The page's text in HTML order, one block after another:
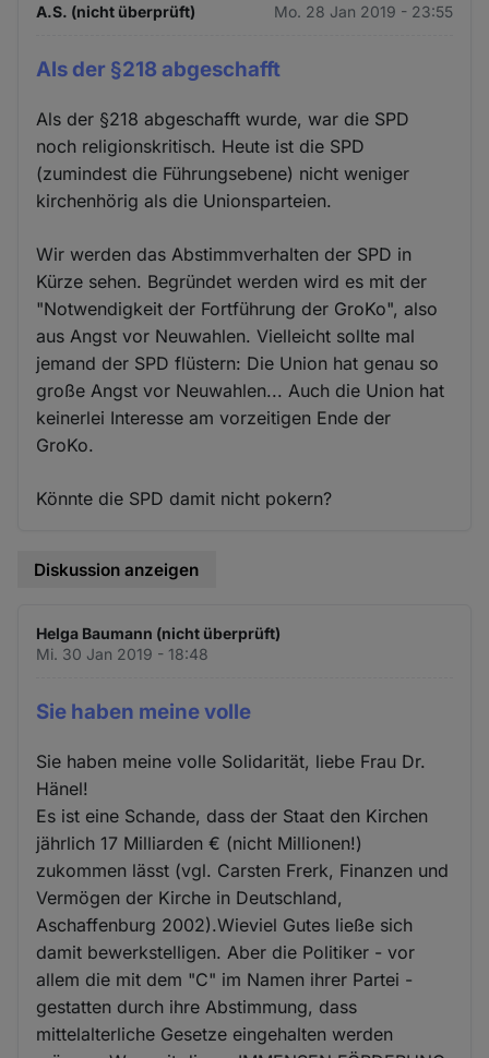
A.S. (nicht überprüft) Mo. 28 Jan 2019 - 23:55
Als der §218 abgeschafft
Als der §218 abgeschafft wurde, war die SPD
noch religionskritisch. Heute ist die SPD
(zumindest die Führungsebene) nicht weniger
kirchenhörig als die Unionsparteien.
Wir werden das Abstimmverhalten der SPD in
Kürze sehen. Begründet werden wird es mit der
"Notwendigkeit der Fortführung der GroKo", also
aus Angst vor Neuwahlen. Vielleicht sollte mal
jemand der SPD flüstern: Die Union hat genau so
große Angst vor Neuwahlen... Auch die Union hat
keinerlei Interesse am vorzeitigen Ende der
GroKo.
Könnte die SPD damit nicht pokern?
Diskussion anzeigen
Helga Baumann (nicht überprüft)
Mi. 30 Jan 2019 - 18:48
Sie haben meine volle
Sie haben meine volle Solidarität, liebe Frau Dr.
Hänel!
Es ist eine Schande, dass der Staat den Kirchen
jährlich 17 Milliarden € (nicht Millionen!)
zukommen lässt (vgl. Carsten Frerk, Finanzen und
Vermögen der Kirche in Deutschland,
Aschaffenburg 2002).Wieviel Gutes ließe sich
damit bewerkstelligen. Aber die Politiker - vor
allem die mit dem "C" im Namen ihrer Partei -
gestatten durch ihre Abstimmung, dass
mittelalterliche Gesetze eingehalten werden